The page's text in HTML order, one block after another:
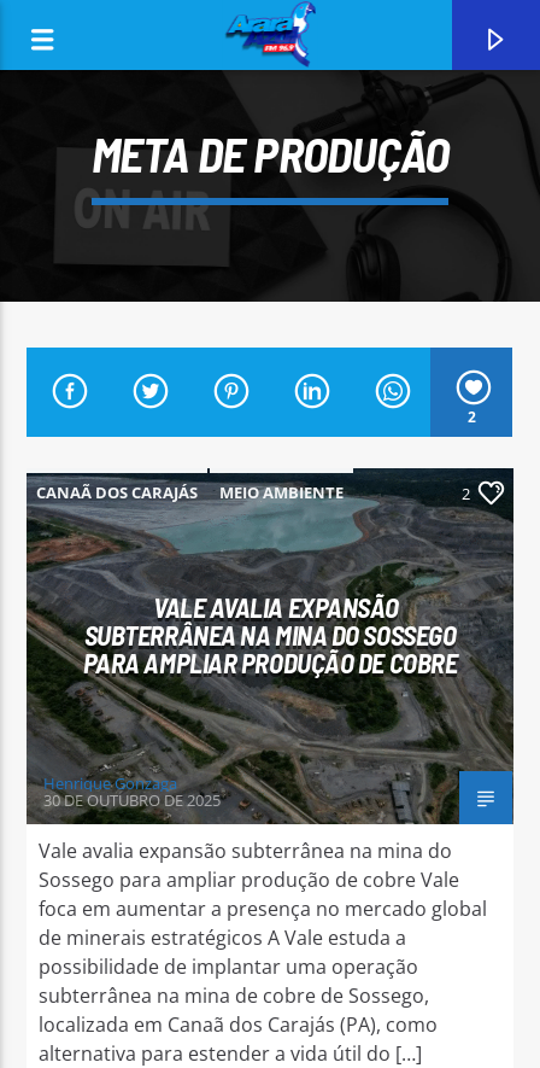
ARARA AZUL FM 96,9
Arara Azul FM
META DE PRODUÇÃO
2
CANAÃ DOS CARAJÁS
MEIO AMBIENTE
PARÁ
PARAUAPEBAS
2
VALE AVALIA EXPANSÃO
SUBTERRÂNEA NA MINA DO SOSSEGO
PARA AMPLIAR PRODUÇÃO DE COBRE
Henrique Gonzaga
30 DE OUTUBRO DE 2025
Vale avalia expansão subterrânea na mina do
Sossego para ampliar produção de cobre Vale
foca em aumentar a presença no mercado global
de minerais estratégicos A Vale estuda a
possibilidade de implantar uma operação
subterrânea na mina de cobre de Sossego,
localizada em Canaã dos Carajás (PA), como
alternativa para estender a vida útil do […]